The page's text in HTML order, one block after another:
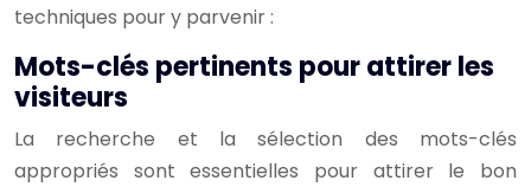
techniques pour y parvenir :
Mots-clés pertinents pour attirer les
visiteurs
La recherche et la sélection des mots-clés
appropriés sont essentielles pour attirer le bon